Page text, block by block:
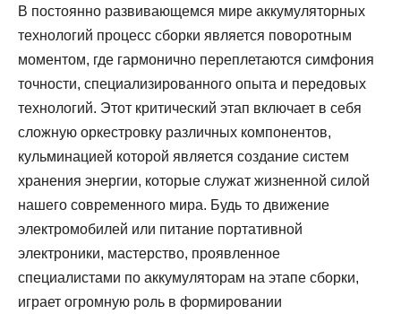
В постоянно развивающемся мире аккумуляторных
технологий процесс сборки является поворотным
моментом, где гармонично переплетаются симфония
точности, специализированного опыта и передовых
технологий. Этот критический этап включает в себя
сложную оркестровку различных компонентов,
кульминацией которой является создание систем
хранения энергии, которые служат жизненной силой
нашего современного мира. Будь то движение
электромобилей или питание портативной
электроники, мастерство, проявленное
специалистами по аккумуляторам на этапе сборки,
играет огромную роль в формировании